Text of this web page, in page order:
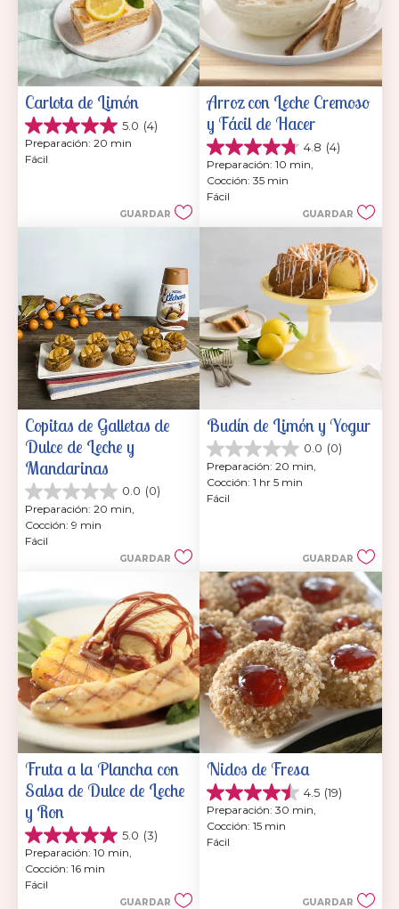
Carlota de Limón
5.0 (4)
5.0
de
5
Preparación: 20 min
Fácil
GUARDAR
Arroz con Leche Cremoso
y Fácil de Hacer
4.8 (4)
4.8
de
5
estrellas.
Preparación: 10 min,
Cocción: 35 min
Fácil
GUARDAR
Copitas de Galletas de
Dulce de Leche y
Mandarinas
0.0 (0)
0.0
de
5
estrellas.
Preparación: 20 min,
Cocción: 9 min
Fácil
GUARDAR
Budín de Limón y Yogur
0.0 (0)
0.0
de
5
estrellas.
Preparación: 20 min,
Cocción: 1 hr 5 min
Fácil
GUARDAR
Fruta a la Plancha con
Salsa de Dulce de Leche
y Ron
5.0 (3)
5.0
de
5
estrellas.
Preparación: 10 min,
Cocción: 16 min
Fácil
GUARDAR
Nidos de Fresa
4.5 (19)
4.5
de
5
estrellas.
Preparación: 30 min,
Cocción: 15 min
Fácil
GUARDAR